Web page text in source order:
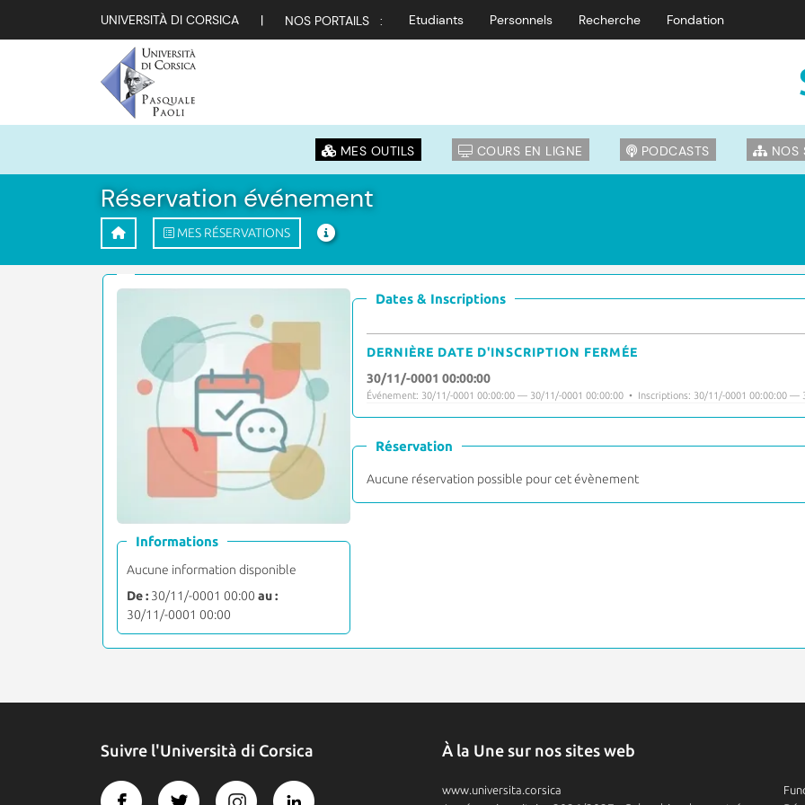
UNIVERSITÀ DI CORSICA | NOS PORTAILS : Etudiants Personnels Recherche Fondation
MES OUTILS COURS EN LIGNE PODCASTS NOS
Réservation événement
MES RÉSERVATIONS
Informations
Aucune information disponible
De : 30/11/-0001 00:00 au :
30/11/-0001 00:00
Dates & Inscriptions
DERNIÈRE DATE D'INSCRIPTION FERMÉE
30/11/-0001 00:00:00
Événement: 30/11/-0001 00:00:00 — 30/11/-0001 00:00:00 • Inscriptions: 30/11/-0001 00:00:00 —
Réservation
Aucune réservation possible pour cet évènement
Suivre l'Università di Corsica À la Une sur nos sites web
www.universita.corsica